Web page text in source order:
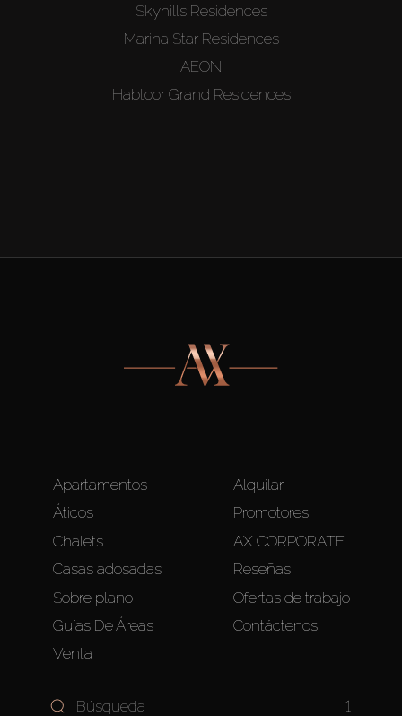
Skyhills Residences
Marina Star Residences
AEON
Habtoor Grand Residences
Apartamentos
Áticos
Chalets
Casas adosadas
Sobre plano
Guías De Áreas
Venta
Alquilar
Promotores
AX CORPORATE
Reseñas
Ofertas de trabajo
Contáctenos
1